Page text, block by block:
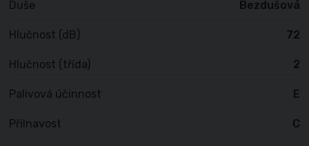
Duše Bezdušová
Hlučnost (dB) 72
Hlučnost (třída) 2
Palivová účinnost E
Přilnavost C